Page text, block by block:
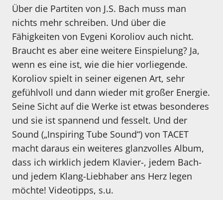
Über die Partiten von J.S. Bach muss man
nichts mehr schreiben. Und über die
Fähigkeiten von Evgeni Koroliov auch nicht.
Braucht es aber eine weitere Einspielung? Ja,
wenn es eine ist, wie die hier vorliegende.
Koroliov spielt in seiner eigenen Art, sehr
gefühlvoll und dann wieder mit großer Energie.
Seine Sicht auf die Werke ist etwas besonderes
und sie ist spannend und fesselt. Und der
Sound („Inspiring Tube Sound“) von TACET
macht daraus ein weiteres glanzvolles Album,
dass ich wirklich jedem Klavier-, jedem Bach-
und jedem Klang-Liebhaber ans Herz legen
möchte! Videotipps, s.u.